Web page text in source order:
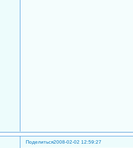
Поделиться2008-02-02 12:59:27